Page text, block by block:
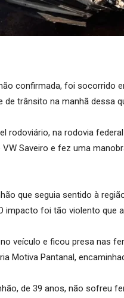
confirmada, foi socorrido
de trânsito na manhã dessa
rodoviário, na rodovia
Saveiro e fez uma
que seguia sentido à
impacto foi tão violento que
veículo e ficou presa nas
Motiva Pantanal,
de 39 anos, não sofreu